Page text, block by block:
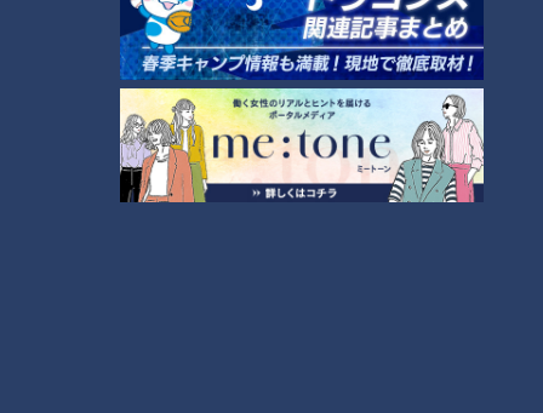
度はⅠ度～Ⅲ度に分類されます。ねんざによってじん帯を損傷す
ると、今まで張っていたじん帯が治る際にどうしてもゆるんで
しまうのだとか。じん帯がゆるんだままだと不安定な状態が続
き、足首をひねってしまうリスクが高くなることから、再びね
んざをしてしまう原因に。その結果、ねんざを繰り返すという
負のスパイラルを引き起こしてしまうそうです。